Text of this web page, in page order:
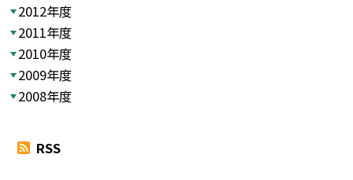
2012年度
2011年度
2010年度
2009年度
2008年度
RSS